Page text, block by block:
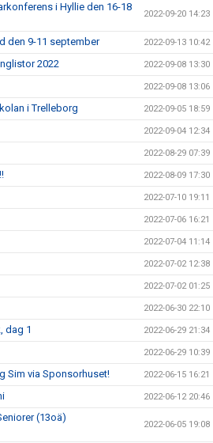
i Hyllie den 16-18
2022-09-20 14:23
den 9-11 september 2022-09-13 10:42
2022 2022-09-08 13:30
2022-09-08 13:06
i Trelleborg 2022-09-05 18:59
2022-09-04 12:34
2022-08-29 07:39
2022-08-09 17:30
2022-07-10 19:11
2022-07-06 16:21
2022-07-04 11:14
2022-07-02 12:38
2022-07-02 01:25
2022-06-30 22:10
dag 1 2022-06-29 21:34
2022-06-29 10:39
Sim via Sponsorhuset! 2022-06-15 16:21
2022-06-12 20:46
(13oä)
2022-06-05 19:08